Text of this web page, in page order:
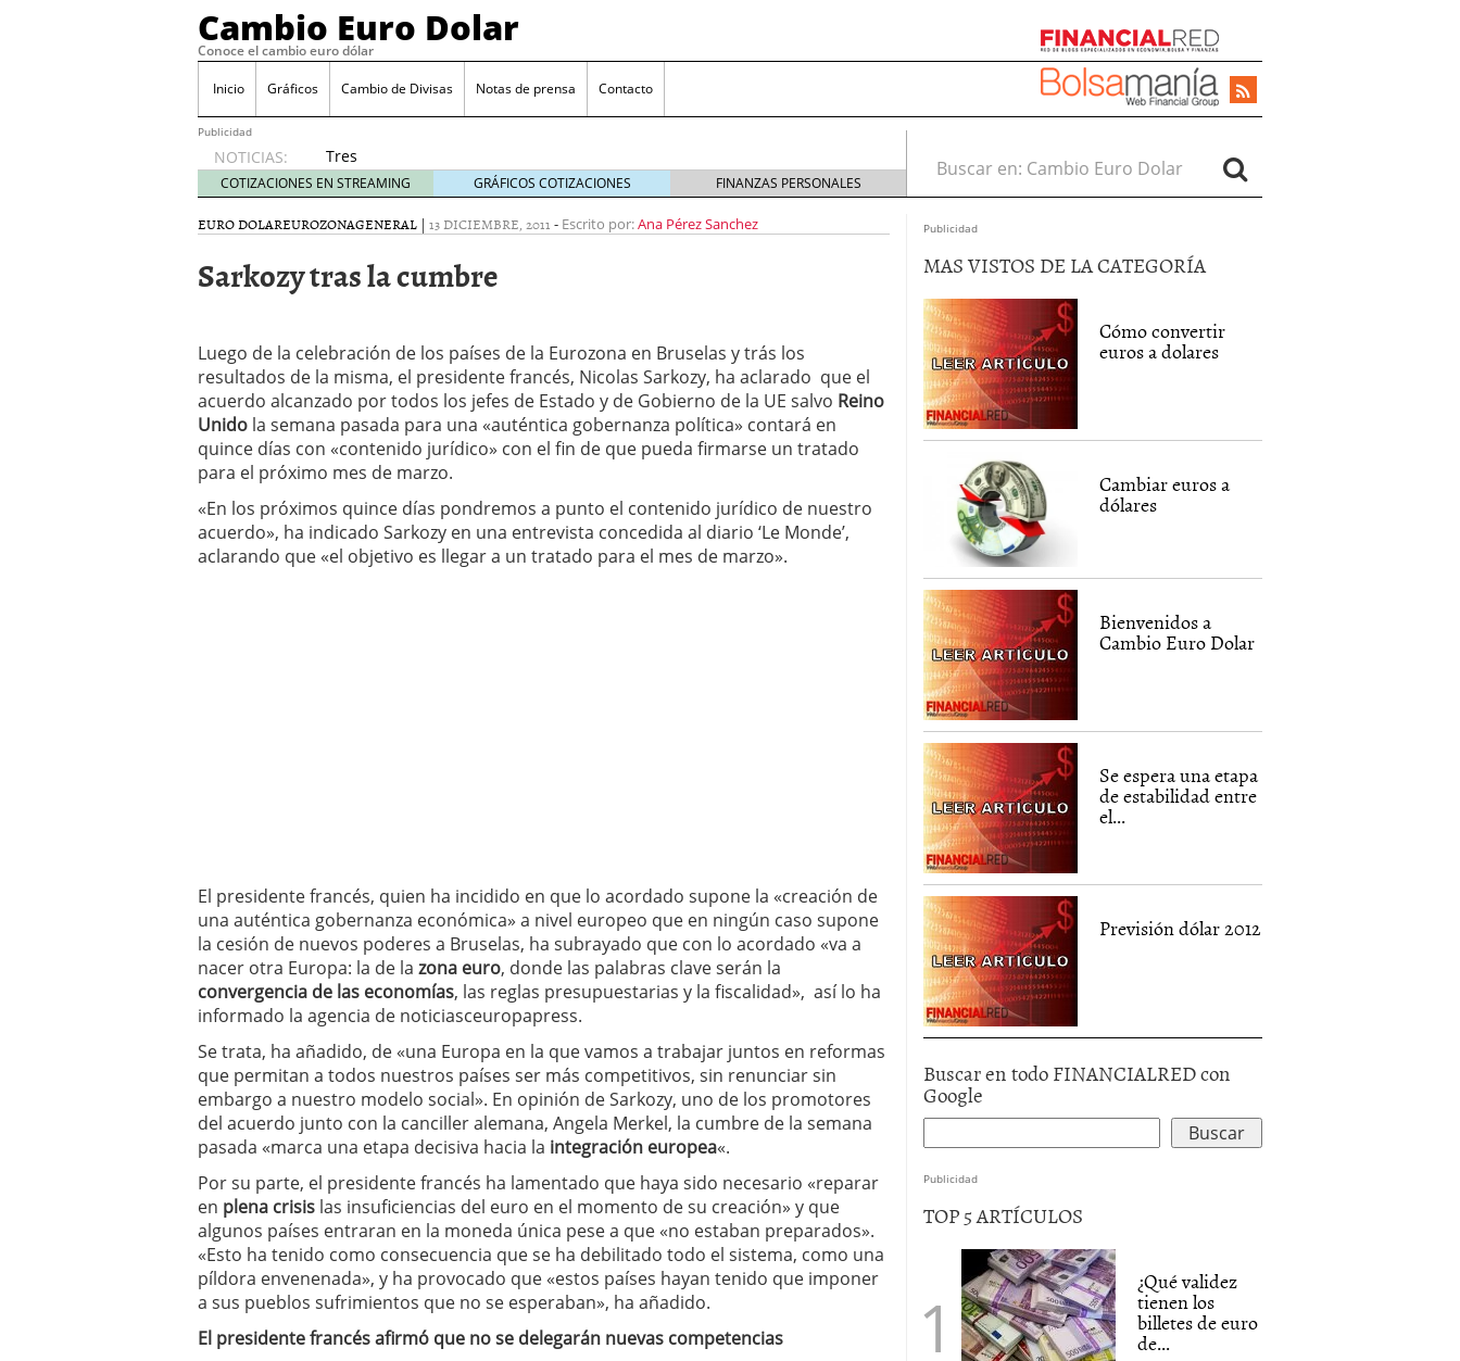
Cambio Euro Dolar
Conoce el cambio euro dólar
Inicio Gráficos Cambio de Divisas Notas de prensa Contacto
Publicidad
NOTICIAS:
Tres
escenarios
posibles
para el
según
las
y el BCE
26/01/2026
Informe de mercado: el euro se mantiene cerca de 1,174 USD tras rebote
del dólar 21/01/2026
Qué está moviendo hoy el cambio euro-dólar 17/01/2026
Contexto del dólar fuerte: próximos reportes de empleo de EE. UU. se
convierten en foco principal para el par EUR/USD
El dólar vive su mayor caída anual desde 2017 mientras analistas esperan
más debilidad en 2026
05/01/2026
COTIZACIONES EN STREAMING GRÁFICOS COTIZACIONES FINANZAS PERSONALES
Buscar en:
EURO DOLAREUROZONAGENERAL | 13 DICIEMBRE, 2011 - Escrito por:Ana Pérez Sanchez
Sarkozy tras la cumbre
Luego de la celebración de los países de la Eurozona en Bruselas y trás los
resultados de la misma, el presidente francés, Nicolas Sarkozy, ha aclarado que el
acuerdo alcanzado por todos los jefes de Estado y de Gobierno de la UE salvo Reino
Unido la semana pasada para una «auténtica gobernanza política» contará en
quince días con «contenido jurídico» con el fin de que pueda firmarse un tratado
para el próximo mes de marzo.
«En los próximos quince días pondremos a punto el contenido jurídico de nuestro
acuerdo», ha indicado Sarkozy en una entrevista concedida al diario ‘Le Monde’,
aclarando que «el objetivo es llegar a un tratado para el mes de marzo».
El presidente francés, quien ha incidido en que lo acordado supone la «creación de
una auténtica gobernanza económica» a nivel europeo que en ningún caso supone
la cesión de nuevos poderes a Bruselas, ha subrayado que con lo acordado «va a
nacer otra Europa: la de la zona euro, donde las palabras clave serán la
convergencia de las economías, las reglas presupuestarias y la fiscalidad», así lo ha
informado la agencia de noticiasceuropapress.
Se trata, ha añadido, de «una Europa en la que vamos a trabajar juntos en reformas
que permitan a todos nuestros países ser más competitivos, sin renunciar sin
embargo a nuestro modelo social». En opinión de Sarkozy, uno de los promotores
del acuerdo junto con la canciller alemana, Angela Merkel, la cumbre de la semana
pasada «marca una etapa decisiva hacia la integración europea«.
Por su parte, el presidente francés ha lamentado que haya sido necesario «reparar
en plena crisis las insuficiencias del euro en el momento de su creación» y que
algunos países entraran en la moneda única pese a que «no estaban preparados».
«Esto ha tenido como consecuencia que se ha debilitado todo el sistema, como una
píldora envenenada», y ha provocado que «estos países hayan tenido que imponer
a sus pueblos sufrimientos que no se esperaban», ha añadido.
El presidente francés afirmó que no se delegarán nuevas competencias
Publicidad
MAS VISTOS DE LA CATEGORÍA
Cómo convertir
euros a dolares
Cambiar euros a
dólares
Bienvenidos a
Cambio Euro Dolar
Se espera una etapa
de estabilidad entre
el...
Previsión dólar 2012
Buscar en todo FINANCIALRED con
Google
Publicidad
TOP 5 ARTÍCULOS
¿Qué validez
tienen los
billetes de euro
de...